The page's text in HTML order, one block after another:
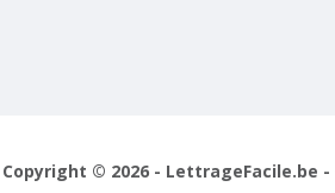
Copyright © 2026 - LettrageFacile.be -